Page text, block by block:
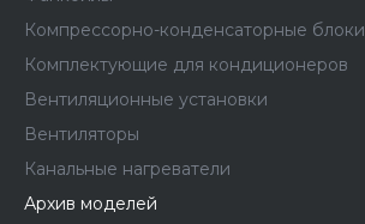
Компрессорно-конденсаторные блоки
Комплектующие для кондиционеров
Вентиляционные установки
Вентиляторы
Канальные нагреватели
Архив моделей